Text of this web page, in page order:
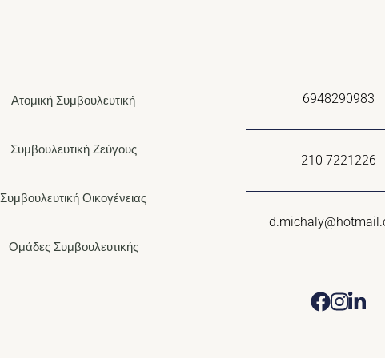
Ατομική Συμβουλευτική
Συμβουλευτική Ζεύγους
Συμβουλευτική Οικογένειας
Ομάδες Συμβουλευτικής
6948290983
210 7221226